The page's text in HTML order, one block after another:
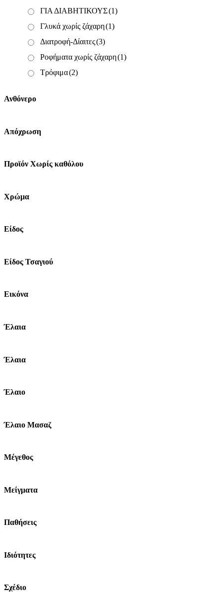
ΓΙΑ ΔΙΑΒΗΤΙΚΟΥΣ(1)
Γλυκά χωρίς ζάχαρη(1)
Διατροφή-Δίαιτες(3)
Ροφήματα χωρίς ζάχαρη(1)
Τρόφιμα(2)
Ανθόνερο
Απόχρωση
Προϊόν Χωρίς καθόλου
Χρώμα
Είδος
Είδος Τσαγιού
Εικόνα
Έλαια
Έλαια
Έλαιο
Έλαιο Μασαζ
Μέγεθος
Μείγματα
Παθήσεις
Ιδιότητες
Σχέδιο